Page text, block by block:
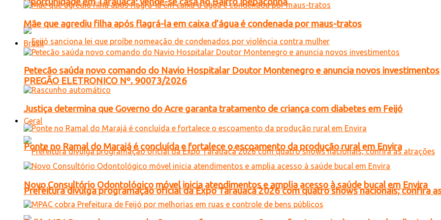
PREGÃO ELETRONICO Nº. 90073/2026
Geral
Prefeitura divulga programação oficial da Expo Tarauacá 2026 com quatro shows nacionais; confira
Mãe que agrediu filha após flagrá-la em caixa d’água é condenada por maus-tratos
Brasil
Petecão saúda novo comando do Navio Hospitalar Doutor Montenegro e anuncia novos investimentos
Justiça determina que Governo do Acre garanta tratamento de criança com diabetes em Feijó
Ponte no Ramal do Marajá é concluída e fortalece o escoamento da produção rural em Envira
Novo Consultório Odontológico móvel inicia atendimentos e amplia acesso à saúde bucal em Envira